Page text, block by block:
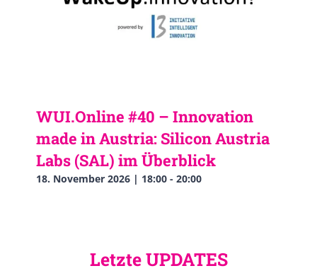
WUI.Online #40 – Innovation
made in Austria: Silicon Austria
Labs (SAL) im Überblick
18. November 2026 | 18:00 - 20:00
Letzte UPDATES